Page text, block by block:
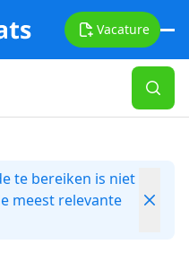
Vacature
te bereiken is niet
meest relevante